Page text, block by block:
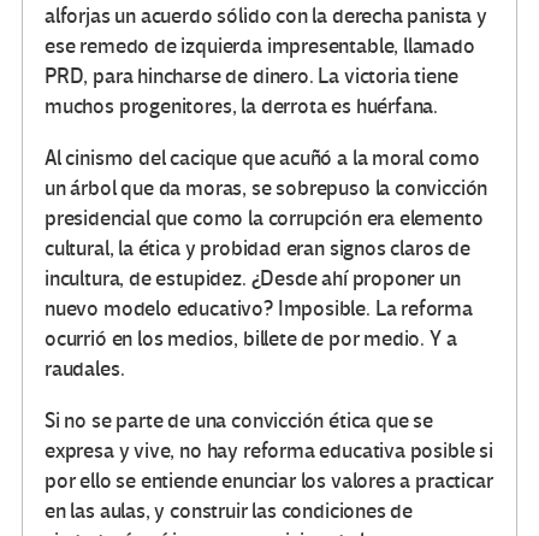
alforjas un acuerdo sólido con la derecha panista y
ese remedo de izquierda impresentable, llamado
PRD, para hincharse de dinero. La victoria tiene
muchos progenitores, la derrota es huérfana.
Al cinismo del cacique que acuñó a la moral como
un árbol que da moras, se sobrepuso la convicción
presidencial que como la corrupción era elemento
cultural, la ética y probidad eran signos claros de
incultura, de estupidez. ¿Desde ahí proponer un
nuevo modelo educativo? Imposible. La reforma
ocurrió en los medios, billete de por medio. Y a
raudales.
Si no se parte de una convicción ética que se
expresa y vive, no hay reforma educativa posible si
por ello se entiende enunciar los valores a practicar
en las aulas, y construir las condiciones de